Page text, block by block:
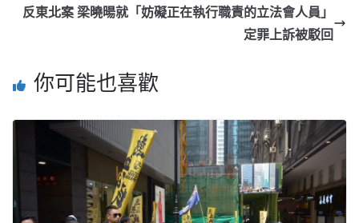
反東北案 梁曉暘就「妨礙正在執行職責的立法會人員」
定罪上訴被駁回
你可能也喜歡